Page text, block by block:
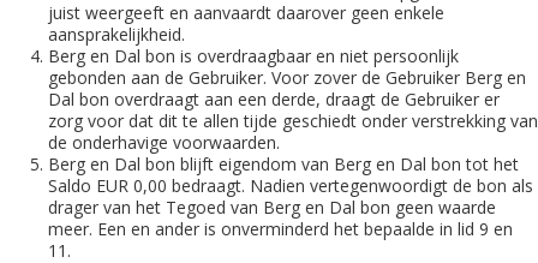
juist weergeeft en aanvaardt daarover geen enkele
aansprakelijkheid.
Berg en Dal bon is overdraagbaar en niet persoonlijk
gebonden aan de Gebruiker. Voor zover de Gebruiker Berg en
Dal bon overdraagt aan een derde, draagt de Gebruiker er
zorg voor dat dit te allen tijde geschiedt onder verstrekking van
de onderhavige voorwaarden.
Berg en Dal bon blijft eigendom van Berg en Dal bon tot het
Saldo EUR 0,00 bedraagt. Nadien vertegenwoordigt de bon als
drager van het Tegoed van Berg en Dal bon geen waarde
meer. Een en ander is onverminderd het bepaalde in lid 9 en
11.